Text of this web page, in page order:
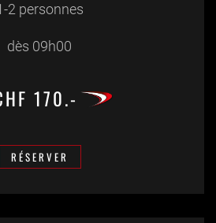
2 personnes
dès 09h00
170.-
RÉSERVER